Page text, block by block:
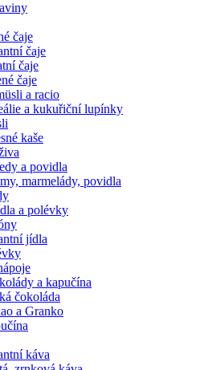
čaje
čaje
čaje
čaje
a racio
a kukuřiční lupínky
kaše
a povidla
marmelády, povidla
a polévky
jídla
a kapučína
čokoláda
a Granko
káva